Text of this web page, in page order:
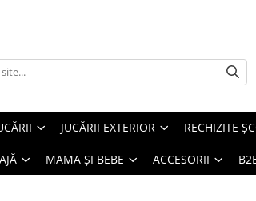
JUCĂRII EXTERIOR RECHIZITE
MAMA ȘI BEBE ACCESORII